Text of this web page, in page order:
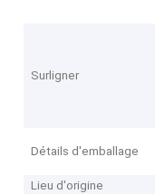
Surligner
Détails d'emballage
Lieu d'origine